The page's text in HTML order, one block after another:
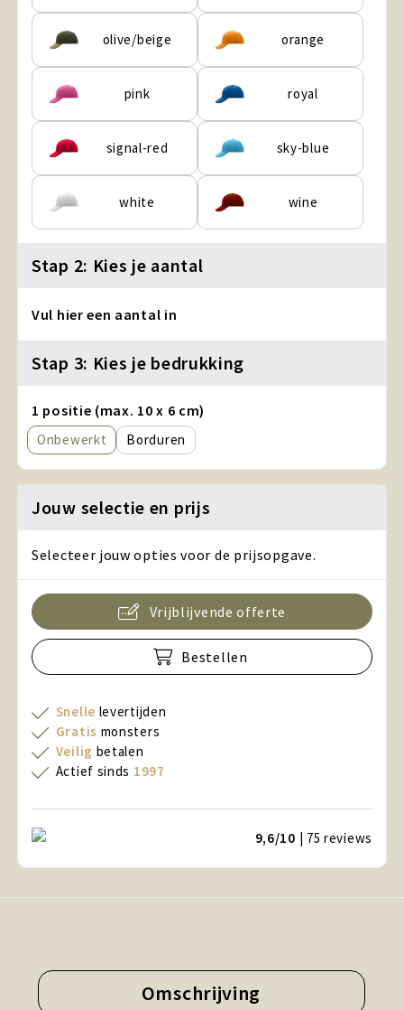
olive/beige orange
pink royal
signal-red sky-blue
white wine
Stap 2: Kies je aantal
Vul hier een aantal in
Stap 3: Kies je bedrukking
1 positie (max. 10 x 6 cm)
Onbewerkt Borduren
Jouw selectie en prijs
Selecteer jouw opties voor de prijsopgave.
Vrijblijvende offerte
Bestellen
Snelle levertijden
Gratis monsters
Veilig betalen
Actief sinds 1997
9,6/10 | 75reviews
Omschrijving